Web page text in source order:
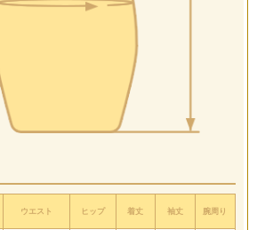
ウエスト ヒップ 着丈 袖丈 腕周り